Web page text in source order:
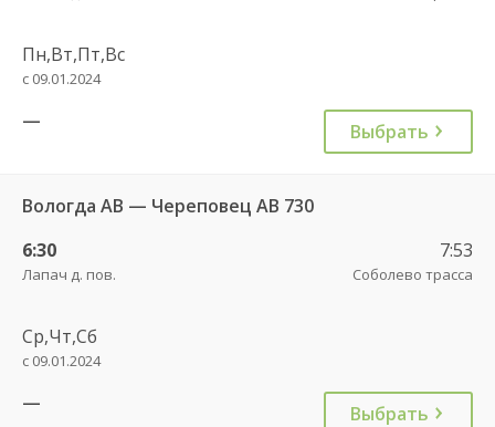
Пн,Вт,Пт,Вс
с 09.01.2024
— Выбрать
Вологда АВ — Череповец АВ 730
6:30
Лапач д. пов.
7:53
Соболево трасса
Ср,Чт,Сб
с 09.01.2024
— Выбрать